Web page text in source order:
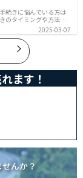
続きに悩んでいる方は
のタイミングや方法、
続きの注意点や業者に
。記事を読めば、バイ
でしょう。
2025-03-07
ます！
んか？